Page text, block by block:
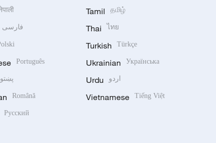
فارسی
Português
پښتو
Română
Русский
Tamil தமிழ்
Thai ไทย
Turkish Türkçe
Ukrainian Українська
Urdu اردو
Vietnamese Tiếng Việt